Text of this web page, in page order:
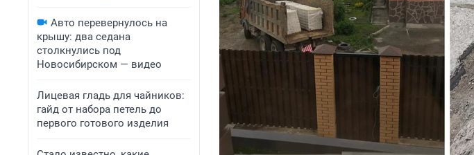
Авто перевернулось на
крышу: два седана
столкнулись под
Новосибирском — видео
Лицевая гладь для чайников:
гайд от набора петель до
первого готового изделия